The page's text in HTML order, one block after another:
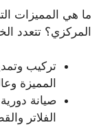
ما هي المميزات
المركزي؟ تتعدد
تركيب
المميزة
صيانة
الفلاتر